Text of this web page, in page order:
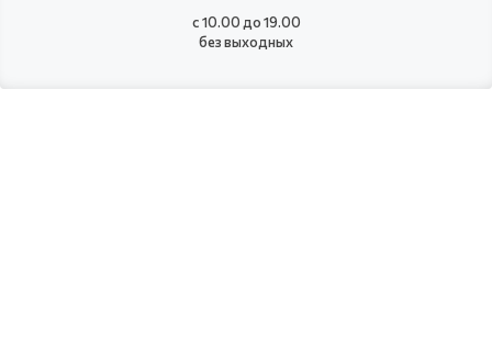
с 10.00 до 19.00
без выходных